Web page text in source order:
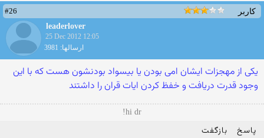
کاربر
#26
leaderlover
25 Dec 2012 12:05
ارسالها: 3981
یکی از مهجزات ایشان امی بودن یا بیسواد بودنشون هست که با این
وجود قدرت دریافت و خفظ کردن ایات قران را داشتند
hi dr!
پاسخ بازگفت